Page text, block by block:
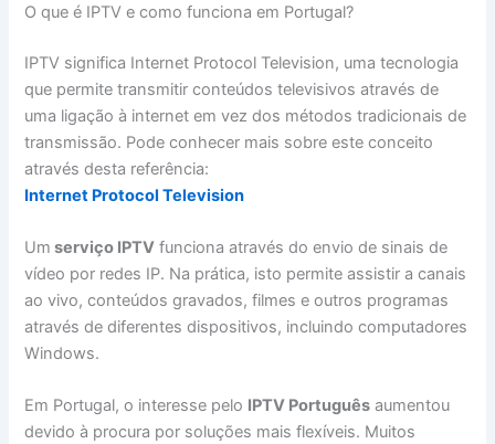
O que é IPTV e como funciona em Portugal?
IPTV significa Internet Protocol Television, uma tecnologia
que permite transmitir conteúdos televisivos através de
uma ligação à internet em vez dos métodos tradicionais de
transmissão. Pode conhecer mais sobre este conceito
através desta referência:
Internet Protocol Television
Um serviço IPTV funciona através do envio de sinais de
vídeo por redes IP. Na prática, isto permite assistir a canais
ao vivo, conteúdos gravados, filmes e outros programas
através de diferentes dispositivos, incluindo computadores
Windows.
Em Portugal, o interesse pelo IPTV Português aumentou
devido à procura por soluções mais flexíveis. Muitos